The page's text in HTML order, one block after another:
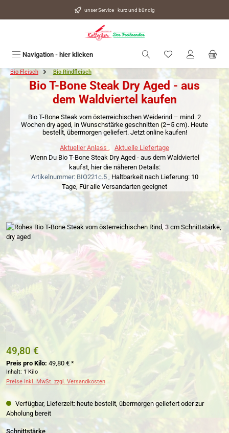
unser Service - kurz und bündig
Navigation - hier klicken Du hast 0
Bio Fleisch Bio Rindfleisch
Bio T-Bone Steak Dry Aged - aus
dem Waldviertel kaufen
Bio T-Bone Steak vom österreichischen Weiderind – mind. 2
Wochen dry aged, in Wunschstärke geschnitten (2–5 cm). Heute
bestellt, übermorgen geliefert. Jetzt online kaufen!
Aktueller Anlass
Aktuelle Liefertage
Wenn Du Bio T-Bone Steak Dry Aged - aus dem Waldviertel
kaufst, hier die näheren Details:
Artikelnummer: BIO221c.5 , Haltbarkeit nach Lieferung: 10
Tage, Für alle Versandarten geeignet
Bildergalerie überspringen
49,80 €
Preis pro Kilo: 49,80 € *
Inhalt: 1 Kilo
Preise inkl. MwSt. zzgl. Versandkosten
Verfügbar, Lieferzeit: heute bestellt, übermorgen geliefert oder zur
Abholung bereit
Schnittstärkeauswählen